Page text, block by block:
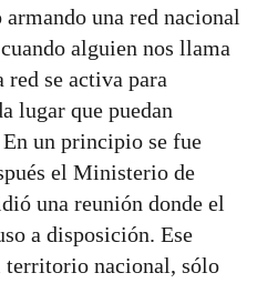
una red nacional
alguien nos llama
red se activa para
lugar que puedan
un principio se fue
el Ministerio de
una reunión donde el
a disposición. Ese
territorio nacional, sólo